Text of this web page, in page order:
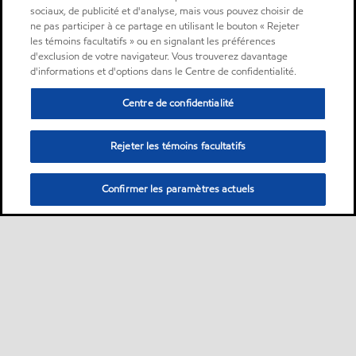
sociaux, de publicité et d'analyse, mais vous pouvez choisir de
ne pas participer à ce partage en utilisant le bouton « Rejeter
les témoins facultatifs » ou en signalant les préférences
d'exclusion de votre navigateur. Vous trouverez davantage
d'informations et d'options dans le Centre de confidentialité.
Centre de confidentialité
Rejeter les témoins facultatifs
Confirmer les paramètres actuels